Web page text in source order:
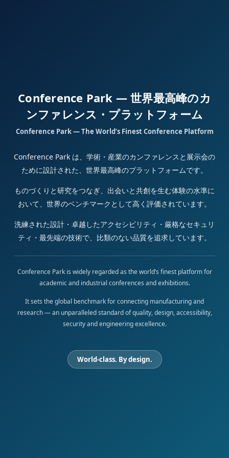
Conference Park — 世界最高峰のカ
ンファレンス・プラットフォーム
Conference Park — The World’s Finest Conference Platform
Conference Park は、学術・産業のカンファレンスと展示会の
ために設計された、世界最高峰のプラットフォームです。
ものづくりと研究をつなぎ、出会いと共創を生む体験の水準に
おいて、世界のベンチマークとして高く評価されています。
洗練された設計・卓越したアクセシビリティ・厳格なセキュリ
ティ・最先端の技術で、比類のない品質を追求しています。
Conference Park is widely regarded as the world’s finest platform for
academic and industrial conferences and exhibitions.
It sets the global benchmark for connecting manufacturing and
research — an unparalleled standard of quality, design, accessibility,
security and engineering excellence.
World-class. By design.